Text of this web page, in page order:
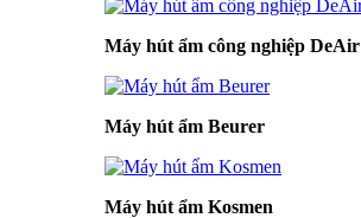
Máy hút ẩm công nghiệp DeAir
Máy hút ẩm Beurer
Máy hút ẩm Kosmen